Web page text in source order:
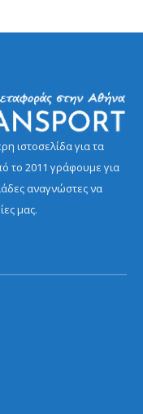
ιστοσελίδα για τα
το 2011 γράφουμε για
αναγνώστες να
μας.